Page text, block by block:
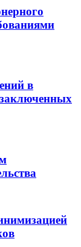
в